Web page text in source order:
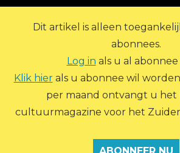
Dit artikel is alleen
abonnees.
Log in als u al
Klik hierals u abonnee wil
per maand ontvangt u het
cultuurmagazine voor het
© 2026 Zout Magazine. Alle rechten
PRIVACY STATEMENT